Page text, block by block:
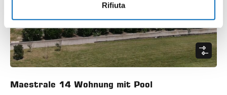
Rifiuta
Maestrale 14 Wohnung mit Pool